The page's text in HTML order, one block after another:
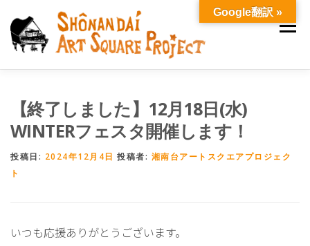
ツ
メニ
【終了しました】12月18日(水)
WINTERフェスタ開催します！
投稿日: 2024年12月4日 投稿者: 湘南台アートスクエアプロジェク
ト
いつも応援ありがとうございます。
Google翻訳 »